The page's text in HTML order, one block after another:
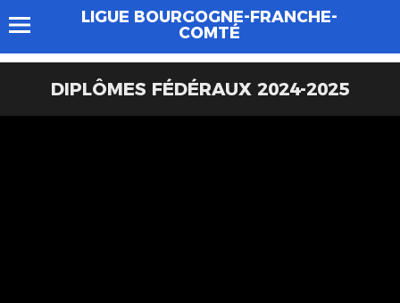
LIGUE BOURGOGNE-FRANCHE-
COMTÉ
DIPLÔMES FÉDÉRAUX 2024-2025